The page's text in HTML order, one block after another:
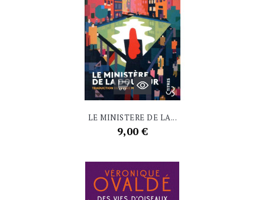
LE MINISTERE DE LA...
Prix
9,00 €